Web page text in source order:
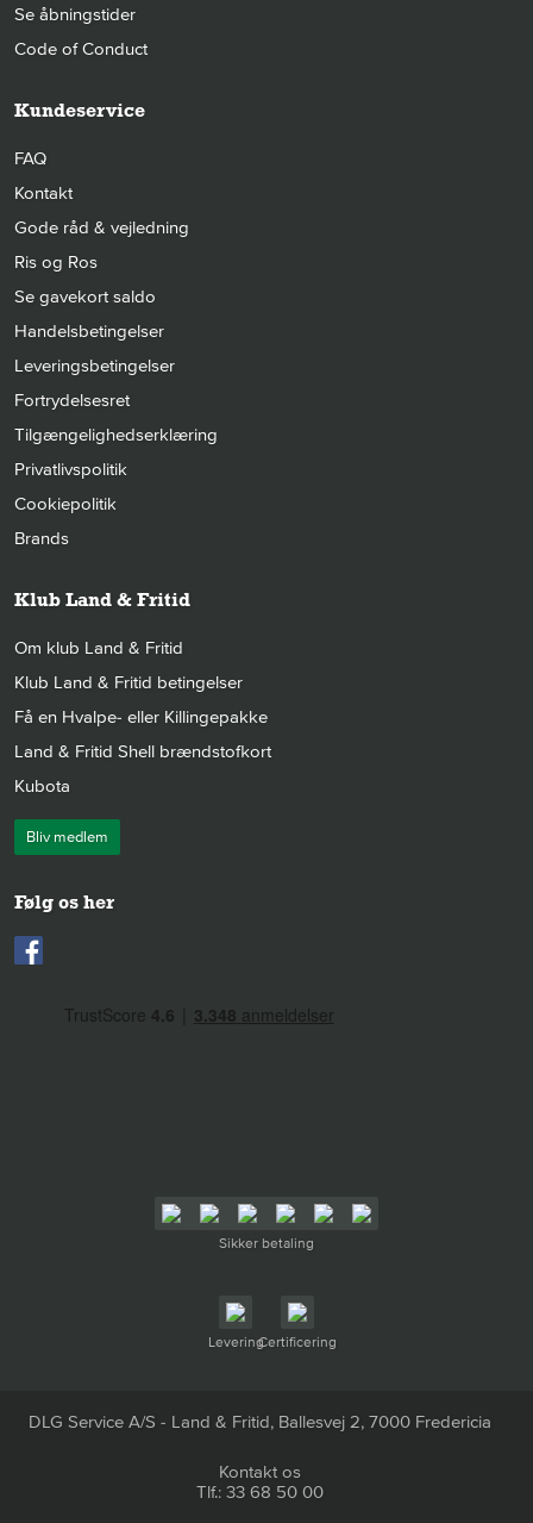
Se åbningstider
Code of Conduct
Kundeservice
FAQ
Kontakt
Gode råd & vejledning
Ris og Ros
Se gavekort saldo
Handelsbetingelser
Leveringsbetingelser
Fortrydelsesret
Tilgængelighedserklæring
Privatlivspolitik
Cookiepolitik
Brands
Klub Land & Fritid
Om klub Land & Fritid
Klub Land & Fritid betingelser
Få en Hvalpe- eller Killingepakke
Land & Fritid Shell brændstofkort
Kubota
Bliv medlem
Følg os her
Sikker betaling
LeveringCertificering
DLG Service A/S - Land & Fritid, Ballesvej 2, 7000 Fredericia
Kontakt os
Tlf.: 33 68 50 00